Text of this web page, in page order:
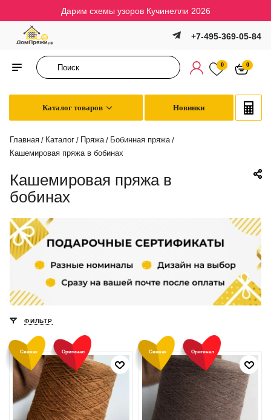
Дарим схемы узоров Кучинелли 2026
+7-495-369-05-84
0 0
Каталог товаров Новинки
Главная / Каталог / Пряжа / Бобинная пряжа /
Кашемировая пряжа в бобинах
Кашемировая пряжа в
бобинах
ФИЛЬТР
Свежак Оригинал Свежак Оригинал